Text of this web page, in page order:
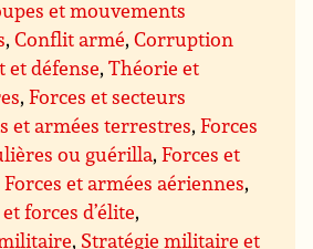
et mouvements
,Conflit armé,Corruption
et défense,Théorie et
,Forces et secteurs
et armées terrestres,Forces
ou guérilla,Forces et
Forces et armées aériennes,
forces d’élite,
, Stratégie militaire et